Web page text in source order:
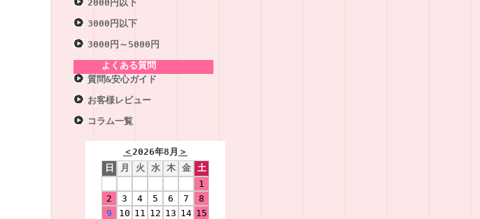
2000円以下
3000円以下
3000円～5000円
よくある質問
質問&安心ガイド
お客様レビュー
コラム一覧
＜2026年8月 ＞
日
月 火 水 木 金
土
1
2
3 4 5 6 7
8
9
10 11 12 13 14 15